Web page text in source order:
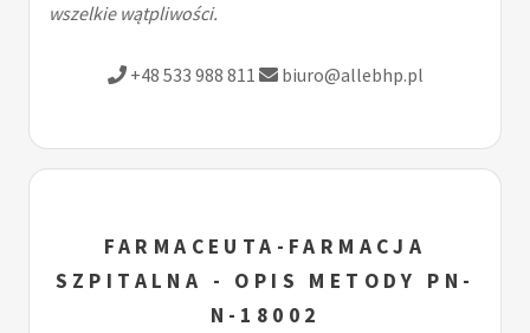
wszelkie wątpliwości.
+48 533 988 811 biuro@allebhp.pl
FARMACEUTA-FARMACJA
SZPITALNA - OPIS METODY PN-
N-18002